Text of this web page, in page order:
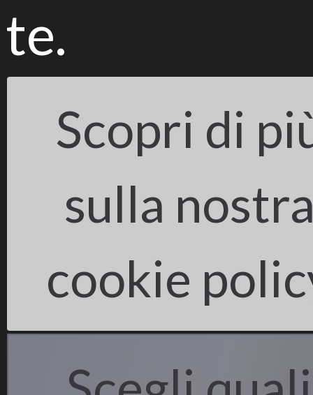
Il progetto
te.
Scopri di
sulla
cookie